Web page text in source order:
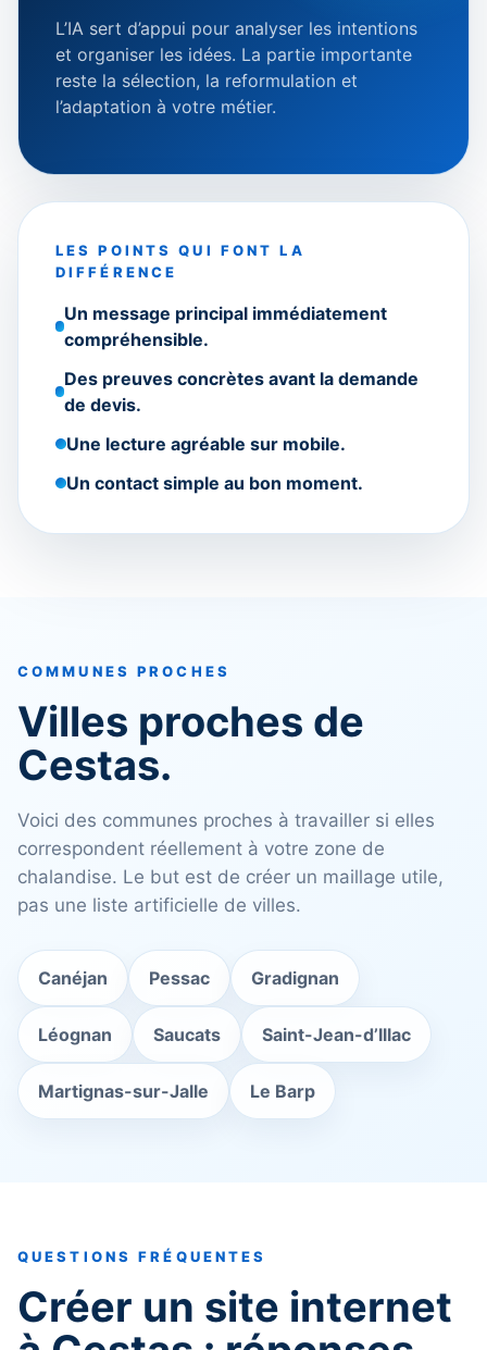
L’IA sert d’appui pour analyser les intentions
et organiser les idées. La partie importante
reste la sélection, la reformulation et
l’adaptation à votre métier.
LES POINTS QUI FONT LA
DIFFÉRENCE
Un message principal immédiatement
compréhensible.
Des preuves concrètes avant la demande
de devis.
Une lecture agréable sur mobile.
Un contact simple au bon moment.
COMMUNES PROCHES
Villes proches de
Cestas.
Voici des communes proches à travailler si elles
correspondent réellement à votre zone de
chalandise. Le but est de créer un maillage utile,
pas une liste artificielle de villes.
Canéjan Pessac Gradignan
Léognan Saucats Saint-Jean-d’Illac
Martignas-sur-Jalle Le Barp
QUESTIONS FRÉQUENTES
Créer un site internet